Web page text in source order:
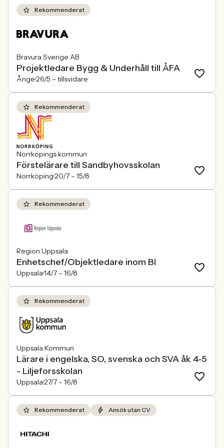
Rekommenderat
Bravura Sverige AB
Projektledare Bygg & Underhåll till ÅFA
Ånge26/5 – tillsvidare
Rekommenderat
Norrköpings kommun
Förstelärare till Sandbyhovsskolan
Norrköping20/7 – 15/8
Rekommenderat
Region Uppsala
Enhetschef/Objektledare inom BI
Uppsala14/7 – 16/8
Rekommenderat
Uppsala Kommun
Lärare i engelska, SO, svenska och SVA åk 4-5
- Liljeforsskolan
Uppsala27/7 – 16/8
Rekommenderat Ansök utan CV